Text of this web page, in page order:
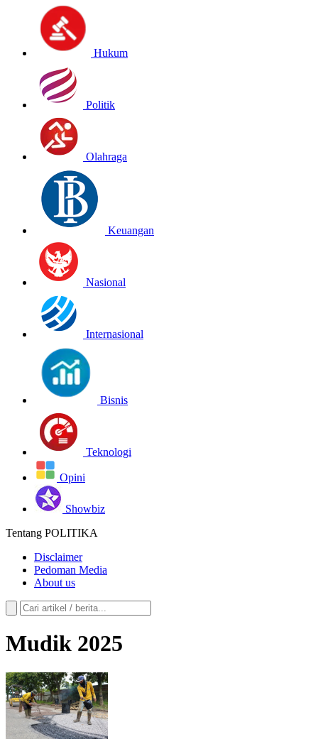
Hukum
Politik
Olahraga
Keuangan
Nasional
Internasional
Bisnis
Teknologi
Opini
Showbiz
Tentang POLITIKA
Disclaimer
Pedoman Media
About us
Mudik 2025